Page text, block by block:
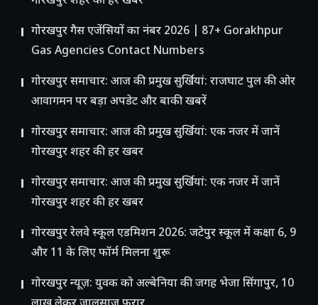
गोरखपुर गैस एजेंसियों का नंबर 2026 | 87+ Gorakhpur
Gas Agencies Contact Numbers
गोरखपुर समाचार: आज की प्रमुख सुर्खियां: राजघाट पुल की ओर
आवागमन पर बड़ा अपडेट और बाकी खबरें
गोरखपुर समाचार: आज की प्रमुख सुर्खियां: एक नजर में जानें
गोरखपुर शहर की हर खबर
गोरखपुर समाचार: आज की प्रमुख सुर्खियां: एक नजर में जानें
गोरखपुर शहर की हर खबर
गोरखपुर रेलवे स्कूल एडमिशन 2026: जटेपुर स्कूल में कक्षा 6, 9
और 11 के लिए फॉर्म मिलना शुरू
गोरखपुर न्यूज़: युवक को अल्बेनिया की जगह भेजा सिंगापुर, 10